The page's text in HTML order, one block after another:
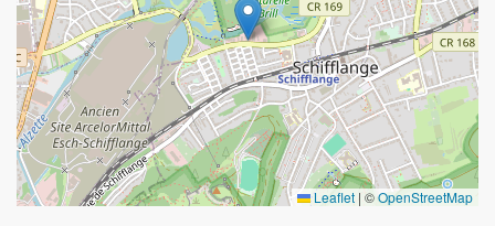
Leaflet | ©OpenStreetMap